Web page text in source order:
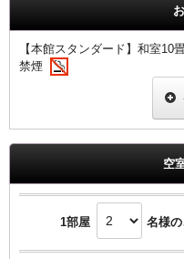
7.【早期割限定】料理グレード
━ ご夕食 ━ スタンダード会席『
… 料理グレードアップ（要事前
・グレードアップ会席『空-KU-
・プレミアム会席『天-TEN-』：
※備考欄にご希望のコースをご
※差額は現地にてご精算いただ
○お料理／伊賀のおいしい朝ごは
おひとり様づつ一式をご用意しま
○お食事場所／山のダイニング「
います
おまかせになりますことご了承
【本館スタンダード】和室
禁煙
窓からは赤目渓谷の四季折々に
ます。１０畳の和室で静かな時
シャワートイレ・エアコン・テ
☆お風呂は備え付けがございませ
☆クーラーBOXの持ち込みはご
フロントでお預かりさせていただ
空
1部屋 名様